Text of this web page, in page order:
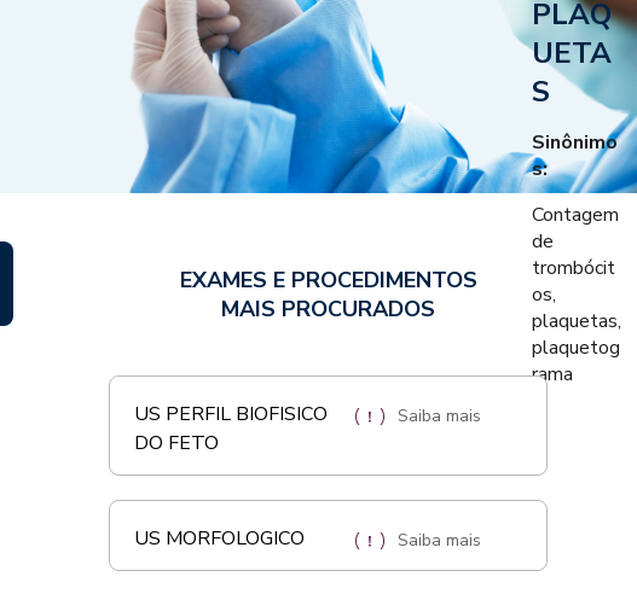
PLAQ
UETA
S
Sinônimo
s:
Contagem
de
trombócit
os,
plaquetas,
plaquetog
rama
EXAMES E PROCEDIMENTOS
MAIS PROCURADOS
US PERFIL BIOFISICO
DO FETO
Saiba mais
US MORFOLOGICO Saiba mais